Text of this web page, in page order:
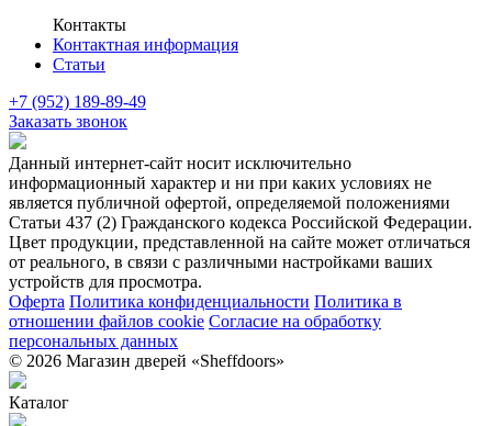
Контакты
Контактная информация
Статьи
+7 (952) 189-89-49
Заказать звонок
Данный интернет-сайт носит исключительно
информационный характер и ни при каких условиях не
является публичной офертой, определяемой положениями
Статьи 437 (2) Гражданского кодекса Российской Федерации.
Цвет продукции, представленной на сайте может отличаться
от реального, в связи с различными настройками ваших
устройств для просмотра.
Оферта Политика конфиденциальности Политика в
отношении файлов cookie Согласие на обработку
персональных данных
© 2026 Магазин дверей «Sheffdoors»
Каталог